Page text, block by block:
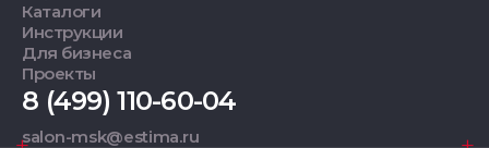
Каталоги
Инструкции
Для бизнеса
Проекты
8 (499) 110-60-04
salon-msk@estima.ru